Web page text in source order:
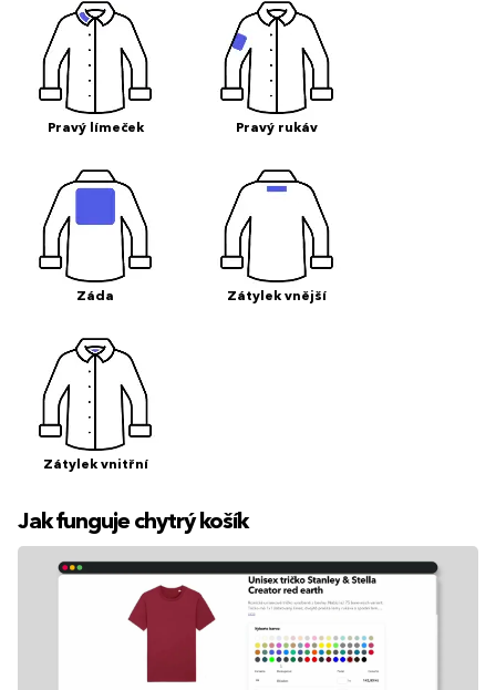
Pravý límeček Pravý rukáv
Záda Zátylek vnější
Zátylek vnitřní
Jak funguje chytrý košík